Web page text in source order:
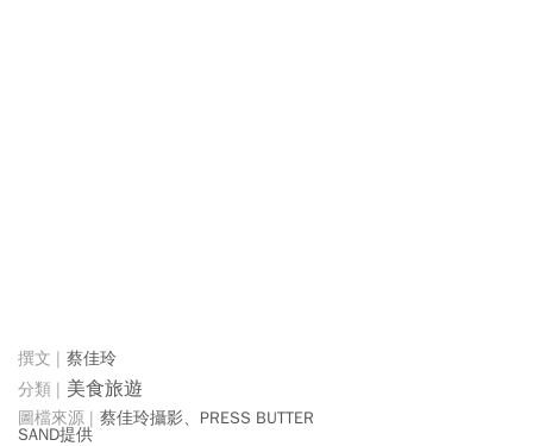
蔡佳玲
美食旅遊
蔡佳玲攝影、PRESS BUTTER
SAND提供